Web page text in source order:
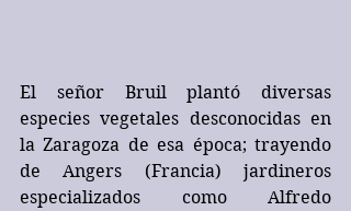
El señor Bruil plantó diversas
especies vegetales desconocidas en
la Zaragoza de esa época; trayendo
de Angers (Francia) jardineros
especializados como Alfredo